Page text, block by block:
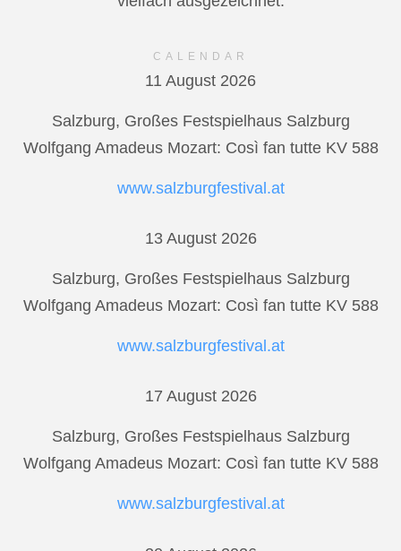
CALENDAR
11 August 2026
Salzburg, Großes Festspielhaus Salzburg
Wolfgang Amadeus Mozart: Così fan tutte KV 588
www.salzburgfestival.at
13 August 2026
Salzburg, Großes Festspielhaus Salzburg
Wolfgang Amadeus Mozart: Così fan tutte KV 588
www.salzburgfestival.at
17 August 2026
Salzburg, Großes Festspielhaus Salzburg
Wolfgang Amadeus Mozart: Così fan tutte KV 588
www.salzburgfestival.at